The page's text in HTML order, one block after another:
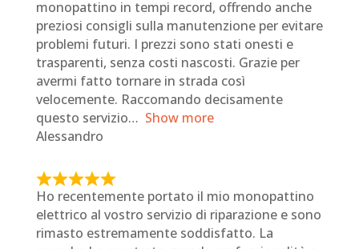
d
4
o
u
t
o
f
5
monopattino in tempi record, offrendo anche
preziosi consigli sulla manutenzione per evitare
problemi futuri. I prezzi sono stati onesti e
trasparenti, senza costi nascosti. Grazie per
avermi fatto tornare in strada così
velocemente. Raccomando decisamente
questo servizio
Show more
Alessandro
R
a
t
e
Ho recentemente portato il mio monopattino
elettrico al vostro servizio di riparazione e sono
rimasto estremamente soddisfatto. La